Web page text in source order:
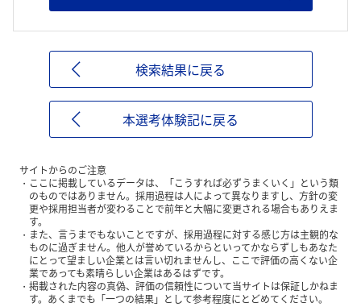
検索結果に戻る
本選考体験記に戻る
サイトからのご注意
ここに掲載しているデータは、「こうすれば必ずうまくいく」という類
のものではありません。採用過程は人によって異なりますし、方針の変
更や採用担当者が変わることで前年と大幅に変更される場合もありえま
す。
また、言うまでもないことですが、採用過程に対する感じ方は主観的な
ものに過ぎません。他人が誉めているからといってかならずしもあなた
にとって望ましい企業とは言い切れませんし、ここで評価の高くない企
業であっても素晴らしい企業はあるはずです。
掲載された内容の真偽、評価の信頼性について当サイトは保証しかねま
す。あくまでも「一つの結果」として参考程度にとどめてください。